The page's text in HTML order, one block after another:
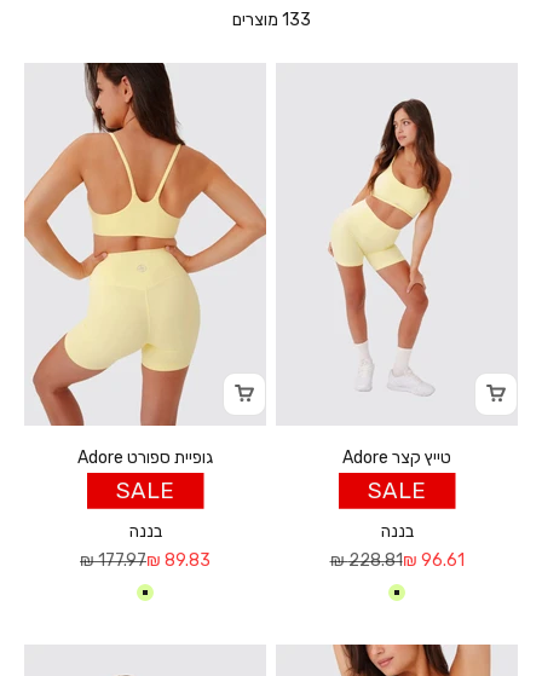
133 מוצרים
טייץ קצר Adore
SALE
בננה
מחיר מבצע
96.61 ₪ מחיר רגיל
228.81 ₪
בננה
גופיית ספורט Adore
SALE
בננה
מחיר מבצע
89.83 ₪ מחיר רגיל
177.97 ₪
בננה